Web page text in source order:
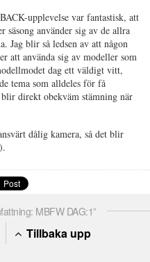
upplevelse var fantastisk, att
säsong använder sig av de allra
Jag blir så ledsen av att någon
att använda sig av modeller som
dag ett väldigt vitt,
tema som alldeles för få
direkt obekväm stämning när
dålig kamera, så det blir
MBFW DAG:1”
Tillbaka upp